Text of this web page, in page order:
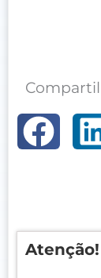
Atenção!